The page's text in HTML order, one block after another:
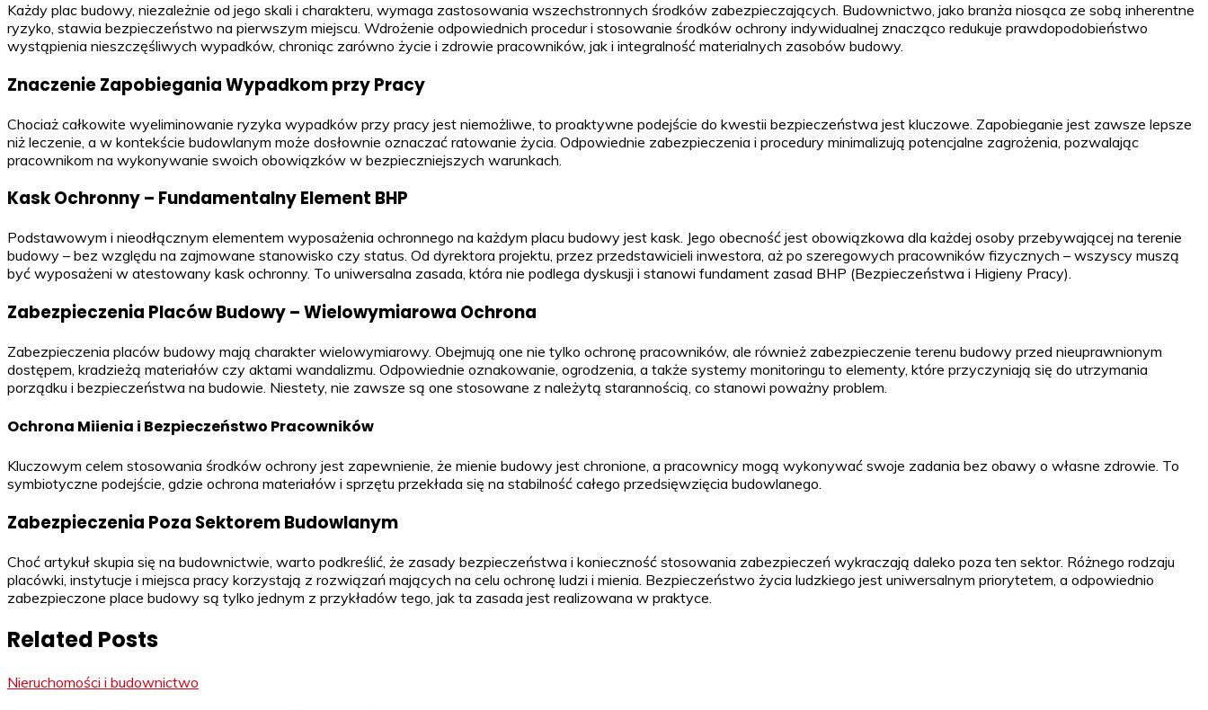
Każdy plac budowy, niezależnie od jego skali i charakteru, wymaga zastosowania wszechstronnych środków zabezpieczających. Budownictwo, jako branża niosąca ze sobą inherentne
ryzyko, stawia bezpieczeństwo na pierwszym miejscu. Wdrożenie odpowiednich procedur i stosowanie środków ochrony indywidualnej znacząco redukuje prawdopodobieństwo
wystąpienia nieszczęśliwych wypadków, chroniąc zarówno życie i zdrowie pracowników, jak i integralność materialnych zasobów budowy.
Znaczenie Zapobiegania Wypadkom przy Pracy
Chociaż całkowite wyeliminowanie ryzyka wypadków przy pracy jest niemożliwe, to proaktywne podejście do kwestii bezpieczeństwa jest kluczowe. Zapobieganie jest zawsze lepsze
niż leczenie, a w kontekście budowlanym może dosłownie oznaczać ratowanie życia. Odpowiednie zabezpieczenia i procedury minimalizują potencjalne zagrożenia, pozwalając
pracownikom na wykonywanie swoich obowiązków w bezpieczniejszych warunkach.
Kask Ochronny – Fundamentalny Element BHP
Podstawowym i nieodłącznym elementem wyposażenia ochronnego na każdym placu budowy jest kask. Jego obecność jest obowiązkowa dla każdej osoby przebywającej na terenie
budowy – bez względu na zajmowane stanowisko czy status. Od dyrektora projektu, przez przedstawicieli inwestora, aż po szeregowych pracowników fizycznych – wszyscy muszą
być wyposażeni w atestowany kask ochronny. To uniwersalna zasada, która nie podlega dyskusji i stanowi fundament zasad BHP (Bezpieczeństwa i Higieny Pracy).
Zabezpieczenia Placów Budowy – Wielowymiarowa Ochrona
Zabezpieczenia placów budowy mają charakter wielowymiarowy. Obejmują one nie tylko ochronę pracowników, ale również zabezpieczenie terenu budowy przed nieuprawnionym
dostępem, kradzieżą materiałów czy aktami wandalizmu. Odpowiednie oznakowanie, ogrodzenia, a także systemy monitoringu to elementy, które przyczyniają się do utrzymania
porządku i bezpieczeństwa na budowie. Niestety, nie zawsze są one stosowane z należytą starannością, co stanowi poważny problem.
Ochrona Miienia i Bezpieczeństwo Pracowników
Kluczowym celem stosowania środków ochrony jest zapewnienie, że mienie budowy jest chronione, a pracownicy mogą wykonywać swoje zadania bez obawy o własne zdrowie. To
symbiotyczne podejście, gdzie ochrona materiałów i sprzętu przekłada się na stabilność całego przedsięwzięcia budowlanego.
Zabezpieczenia Poza Sektorem Budowlanym
Choć artykuł skupia się na budownictwie, warto podkreślić, że zasady bezpieczeństwa i konieczność stosowania zabezpieczeń wykraczają daleko poza ten sektor. Różnego rodzaju
placówki, instytucje i miejsca pracy korzystają z rozwiązań mających na celu ochronę ludzi i mienia. Bezpieczeństwo życia ludzkiego jest uniwersalnym priorytetem, a odpowiednio
zabezpieczone place budowy są tylko jednym z przykładów tego, jak ta zasada jest realizowana w praktyce.
Related Posts
Nieruchomości i budownictwo